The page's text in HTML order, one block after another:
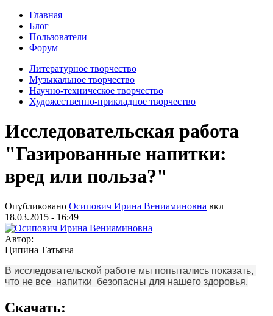
Главная
Блог
Пользователи
Форум
Литературное творчество
Музыкальное творчество
Научно-техническое творчество
Художественно-прикладное творчество
Исследовательская работа
"Газированные напитки:
вред или польза?"
Опубликовано Осипович Ирина Вениаминовна вкл
18.03.2015 - 16:49
Автор:
Ципина Татьяна
В исследовательской работе мы попытались показать,
что не все напитки безопасны для нашего здоровья.
Скачать: